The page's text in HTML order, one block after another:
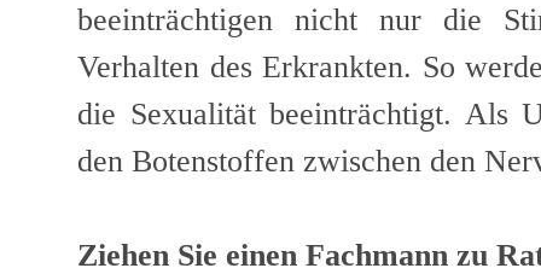
beeinträchtigen nicht nur die
Verhalten des Erkrankten. So
die Sexualität beeinträchtigt. Als
den Botenstoffen zwischen den
Ziehen Sie einen Fachmann zu